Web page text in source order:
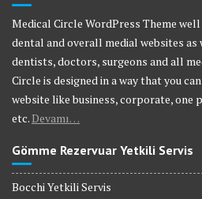
Medical Circle WordPress Theme
dental and overall medial websites
dentists, doctors, surgeons and all
Circle is designed in a way that you
website like business, corporate, one
etc. Devamı…
Gömme Rezervuar Yetkili Servis
Bocchi Yetkili Servis